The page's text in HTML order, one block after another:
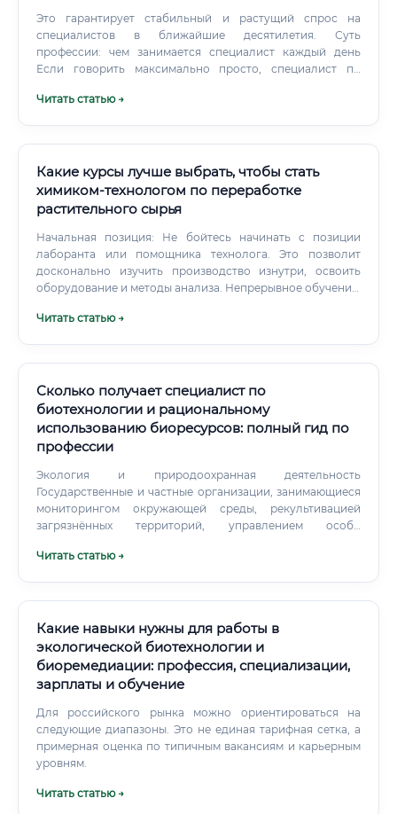
Это гарантирует стабильный и растущий спрос на
специалистов в ближайшие десятилетия. Суть
профессии: чем занимается специалист каждый день
Если говорить максимально просто, специалист по
человек, который умеет «читать» язык жизни. ДНК — это
Читать статью →
Какие курсы лучше выбрать, чтобы стать
химиком-технологом по переработке
растительного сырья
Начальная позиция: Не бойтесь начинать с позиции
лаборанта или помощника технолога. Это позволит
досконально изучить производство изнутри, освоить
оборудование и методы анализа. Непрерывное обучение:
конференции, проходите курсы повышения
Читать статью →
Сколько получает специалист по
биотехнологии и рациональному
использованию биоресурсов: полный гид по
профессии
Экология и природоохранная деятельность
Государственные и частные организации, занимающиеся
мониторингом окружающей среды, рекультивацией
загрязнённых территорий, управлением особо
Производство биогаза, биоэтанола, биодизеля — это
Читать статью →
Какие навыки нужны для работы в
экологической биотехнологии и
биоремедиации: профессия, специализации,
зарплаты и обучение
Для российского рынка можно ориентироваться на
следующие диапазоны. Это не единая тарифная сетка, а
примерная оценка по типичным вакансиям и карьерным
уровням.
Читать статью →